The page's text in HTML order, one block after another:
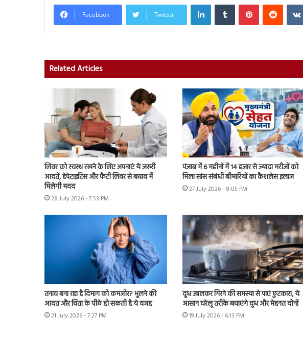
Facebook Twitter
LinkedInTumblr PinterestReddit
Related Articles
लिवर को स्वस्थ रखने के लिए अपनाएं ये जरूरी
आदतें, हेपेटाइटिस और फैटी लिवर से बचाव में
मिलेगी मदद
28 July 2026 - 7:53 PM
पंजाब में 6 महीनों में 14 हजार से ज्यादा मरीजों को
मिला सांस संबंधी बीमारियों का कैशलेस इलाज
27 July 2026 - 8:05 PM
तनाव बना रहा है दिमाग को कमजोर? भूलने की
आदत और चिंता के पीछे हो सकती है ये वजह
21 July 2026 - 7:27 PM
दूध उबलकर गिरने की समस्या से पाएं छुटकारा, ये
आसान घरेलू तरीके बचाएंगे दूध और मेहनत दोनों
19 July 2026 - 6:13 PM